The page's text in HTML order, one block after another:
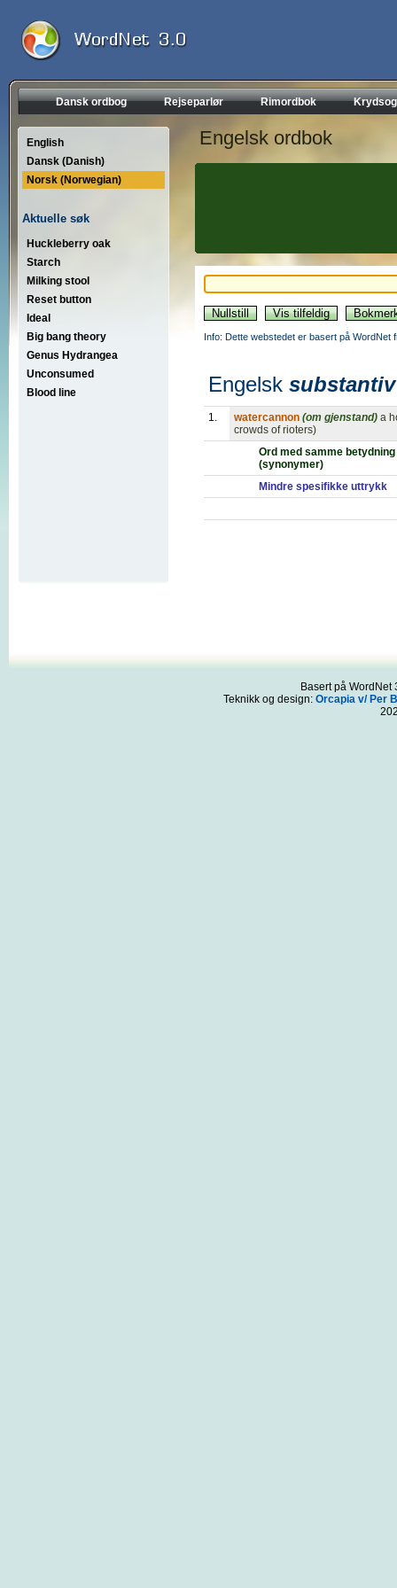
Dansk ordbog Rejseparlør Rimordbok
English
Dansk (Danish)
Norsk (Norwegian)
Aktuelle søk
Huckleberry oak
Starch
Milking stool
Reset button
Ideal
Big bang theory
Genus Hydrangea
Unconsumed
Blood line
Engelsk ordbok
Info: Dette webstedet er basert på WordNet
Engelsk substantiv
1. watercannon (om gjenstand) a
crowds of rioters)
Ord med samme betydning
(synonymer)
Mindre spesifikke uttrykk
Basert på
Teknikk og design: Orcapia v/ Per